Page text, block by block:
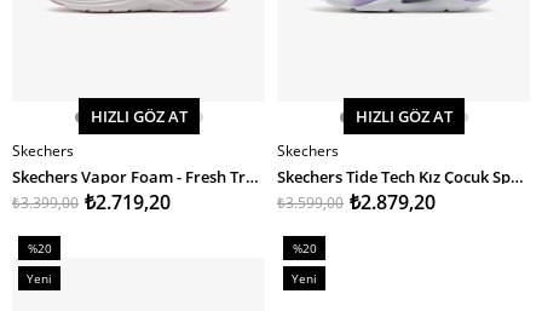
SEPETE EKLE
HIZLI GÖZ AT
Skechers
Skechers Vapor Foam - Fresh Trend Kız Çocuk Spor Ayakkabı
₺2.719,20
₺3.399,00
SEPETE EKLE
HIZLI GÖZ AT
Skechers
Skechers Tide Tech Kız Çocuk Spor Ayakkabı
₺2.879,20
₺3.599,00
%20
İndirim
%20İndirim
Yeni
%20
İndirim
%20İndirim
Yeni